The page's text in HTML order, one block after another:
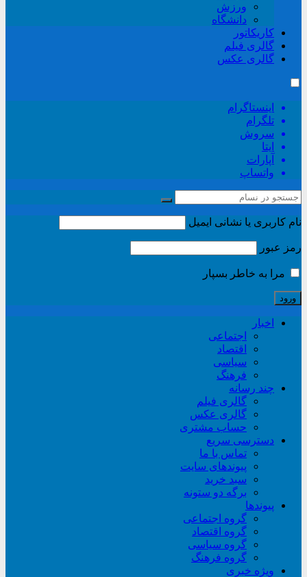
ورزش
دانشگاه
کاریکاتور
گالری فیلم
گالری عکس
اینستاگرام
تلگرام
سروش
ایتا
آپارات
واتساپ
نام کاربری یا نشانی ایمیل
رمز عبور
مرا به خاطر بسپار
اخبار
اجتماعی
اقتصاد
سیاسی
فرهنگ
چند رسانه
گالری فیلم
گالری عکس
حساب مشتری
دسترسی سریع
تماس با ما
پیوندهای سایت
سبد خريد
برگه دو ستونه
پیوندها
گروه اجتماعی
گروه اقتصاد
گروه سیاسی
گروه فرهنگ
ویژه خبری